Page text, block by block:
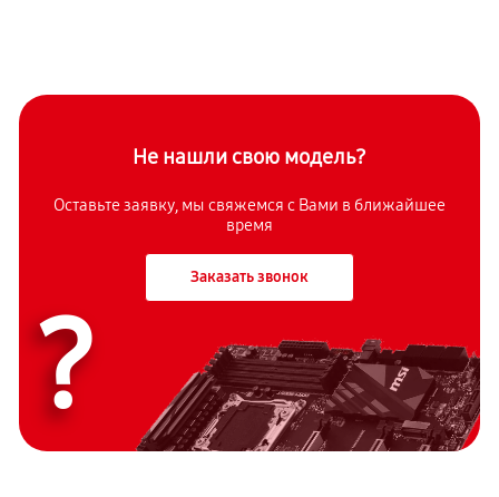
Не нашли свою модель?
Оставьте заявку, мы свяжемся с Вами в ближайшее
время
Заказать звонок
?